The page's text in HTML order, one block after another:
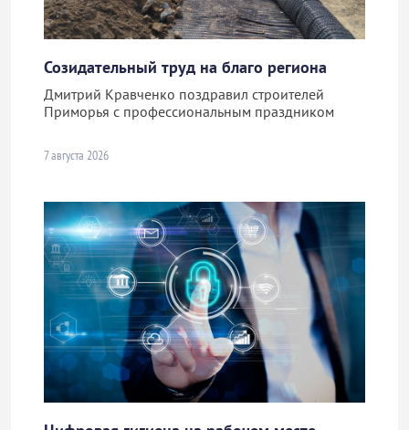
Созидательный труд на благо региона
Дмитрий Кравченко поздравил строителей
Приморья с профессиональным праздником
7 августа 2026